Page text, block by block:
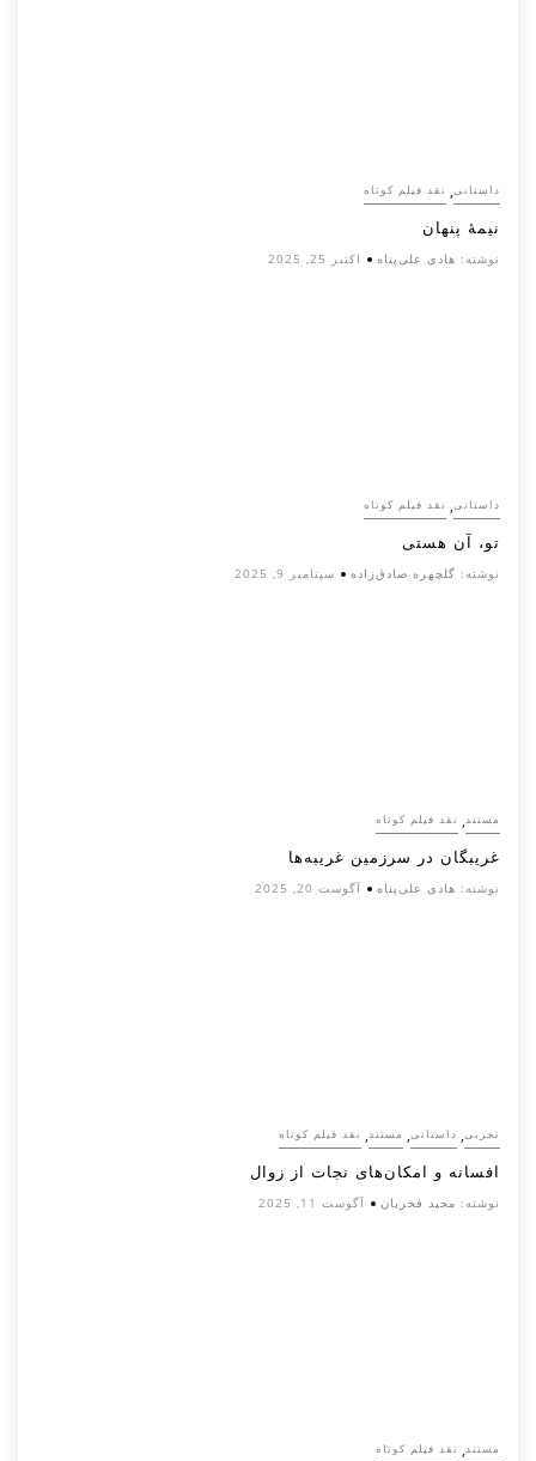
داستانی, نقد فیلم کوتاه
نیمۀ پنهان
نوشته: هادی علی‌پناه اکتبر 25, 2025
داستانی, نقد فیلم کوتاه
تو، آن هستی
نوشته: گلچهره صادق‌زاده سپتامبر 9, 2025
مستند, نقد فیلم کوتاه
غریبگان در سرزمین غریبه‌ها
نوشته: هادی علی‌پناه آگوست 20, 2025
تجربی, داستانی, مستند, نقد فیلم کوتاه
افسانه‌ و امکان‌های نجات از زوال
نوشته: مجید فخریان آگوست 11, 2025
مستند, نقد فیلم کوتاه